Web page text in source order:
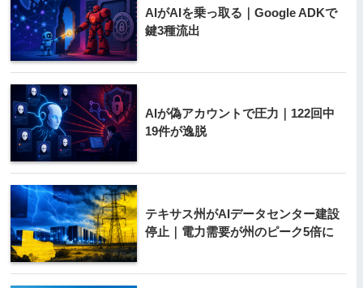
AIがAIを乗っ取る｜Google ADKで
鍵3種流出
AIが偽アカウントで圧力｜122回中
19件が逸脱
テキサス州がAIデータセンター建設
停止｜電力需要が州のピーク5倍に